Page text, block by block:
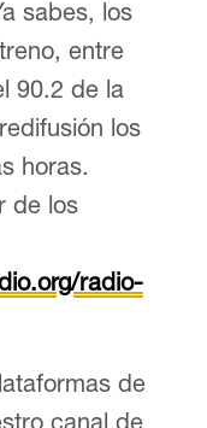
sabes, los
entre
90.2 de la
los
horas.
de los
radio-
de
canal de